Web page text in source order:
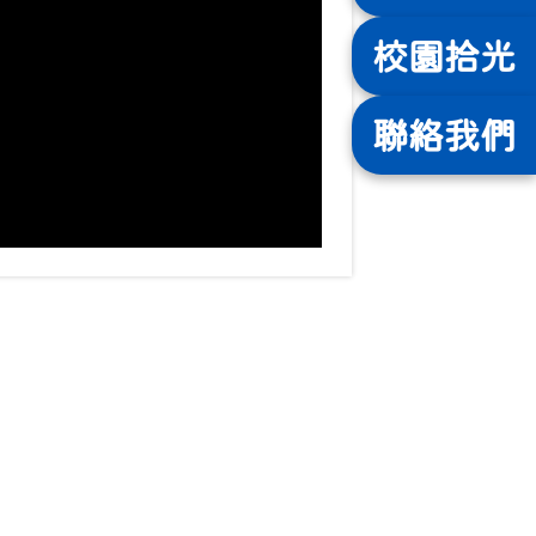
校園拾光
聯絡我們